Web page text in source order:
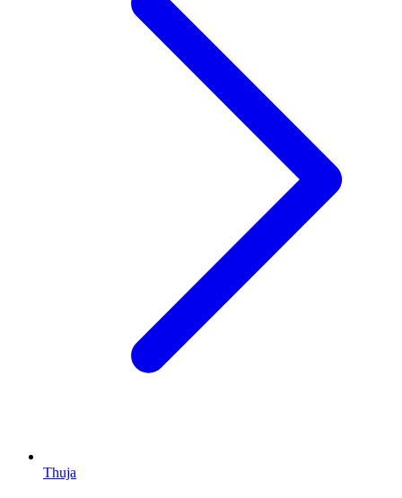
Thuja